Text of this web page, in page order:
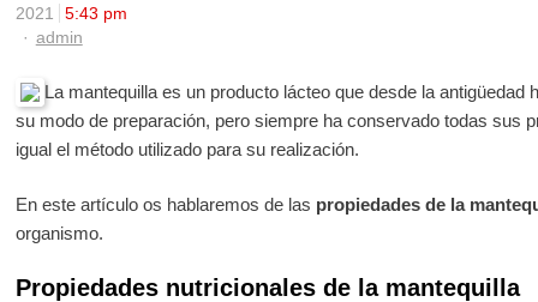
2021
5:43 pm
Author
admin
La mantequilla es un producto lácteo que desde la
su modo de preparación, pero siempre ha conservado todas sus
igual el método utilizado para su realización.
En este artículo os hablaremos de las propiedades de la
organismo.
Propiedades nutricionales de la mantequilla